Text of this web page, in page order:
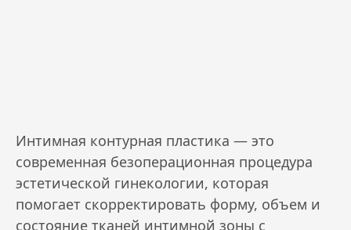
Интимная контурная пластика — это
современная безоперационная процедура
эстетической гинекологии, которая
помогает скорректировать форму, объем и
состояние тканей интимной зоны с